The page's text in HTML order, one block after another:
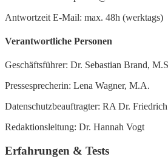
Antwortzeit E-Mail: max. 48h (werktags)
Verantwortliche Personen
Geschäftsführer: Dr. Sebastian Brand,
Pressesprecherin: Lena Wagner, M.A.
Datenschutzbeauftragter: RA Dr.
Redaktionsleitung: Dr. Hannah Vogt
Erfahrungen & Tests